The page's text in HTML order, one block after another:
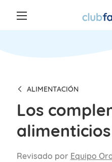
ALIMENTACIÓN
Los
alimenticios
Revisado por Equipo